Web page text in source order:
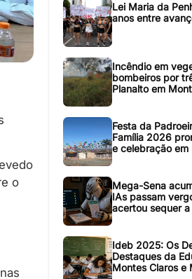
o
Lei Maria da
anos entre
Incêndio em
bombeiros por
Planalto em
Festa da
Família 2026
e celebração em
Mega-Sena
IAs passam
acertou sequer
Ideb 2025: Os
Destaques da
Montes Claros e